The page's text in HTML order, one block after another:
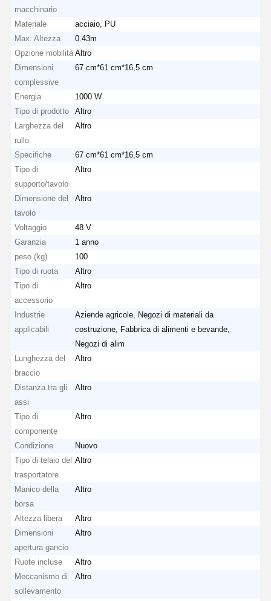
Prodotti
Fatory Tour
Controllo Di
Tutti I Casi
Ruote per gru
Tamburo di cavo metallico
Aggancio di gru
Blocco di puleggia di gru
Gru a benna
Gru
Ingranaggi motore e freno
Pace
Attrezzatura di trasporto
Dispositivi di sollevamento
macchinario
Materiale
acciaio, PU
Max. Altezza
0.43m
Opzione mobilità Altro
Dimensioni
complessive
67 cm*61 cm*16,5 cm
Energia
1000 W
Tipo di prodotto
Altro
Larghezza del
rullo
Altro
Specifiche
67 cm*61 cm*16,5 cm
Tipo di
supporto/tavolo
Altro
Dimensione del
tavolo
Altro
Voltaggio
48 V
Garanzia
1 anno
peso (kg)
100
Tipo di ruota
Altro
Tipo di
accessorio
Altro
Industrie
applicabili
Aziende agricole, Negozi di materiali da
costruzione, Fabbrica di alimenti e bevande,
Negozi di alim
Lunghezza del
braccio
Altro
Distanza tra gli
assi
Altro
Tipo di
componente
Altro
Condizione
Nuovo
Tipo di telaio del
trasportatore
Altro
Manico della
borsa
Altro
Altezza libera
Altro
Dimensioni
apertura gancio
Altro
Ruote incluse
Altro
Meccanismo di
sollevamento
Altro